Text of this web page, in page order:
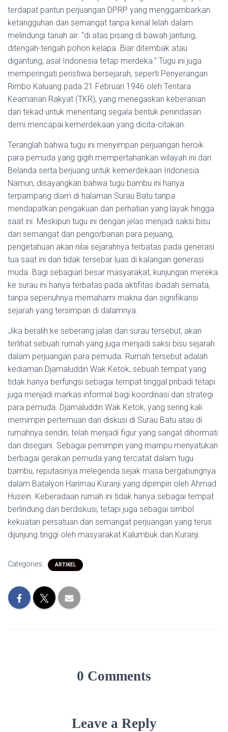
terdapat pantun perjuangan DPRP yang menggambarkan
ketangguhan dan semangat tanpa kenal lelah dalam
melindungi tanah air: “di atas pisang di bawah jantung,
ditengah-tengah pohon kelapa. Biar ditembak atau
digantung, asal Indonesia tetap merdeka.” Tugu ini juga
memperingati peristiwa bersejarah, seperti Penyerangan
Rimbo Kaluang pada 21 Februari 1946 oleh Tentara
Keamanan Rakyat (TKR), yang menegaskan keberanian
dan tekad untuk menentang segala bentuk penindasan
demi mencapai kemerdekaan yang dicita-citakan.
Teranglah bahwa tugu ini menyimpan perjuangan heroik
para pemuda yang gigih mempertahankan wilayah ini dari
Belanda serta berjuang untuk kemerdekaan Indonesia.
Namun, disayangkan bahwa tugu bambu ini hanya
terpampang diam di halaman Surau Batu tanpa
mendapatkan pengakuan dan perhatian yang layak hingga
saat ini. Meskipun tugu ini dengan jelas menjadi saksi bisu
dari semangat dan pengorbanan para pejuang,
pengetahuan akan nilai sejarahnya terbatas pada generasi
tua saat ini dan tidak tersebar luas di kalangan generasi
muda. Bagi sebagian besar masyarakat, kunjungan mereka
ke surau ini hanya terbatas pada aktifitas ibadah semata,
tanpa sepenuhnya memahami makna dan signifikansi
sejarah yang tersimpan di dalamnya.
Jika beralih ke seberang jalan dari surau tersebut, akan
terlihat sebuah rumah yang juga menjadi saksi bisu sejarah
dalam perjuangan para pemuda. Rumah tersebut adalah
kediaman Djamaluddin Wak Ketok, sebuah tempat yang
tidak hanya berfungsi sebagai tempat tinggal pribadi tetapi
juga menjadi markas informal bagi koordinasi dan strategi
para pemuda. Djamaluddin Wak Ketok, yang sering kali
memimpin pertemuan dan diskusi di Surau Batu atau di
rumahnya sendiri, telah menjadi figur yang sangat dihormati
dan disegani. Sebagai pemimpin yang mampu menyatukan
berbagai gerakan pemuda yang tercatat dalam tugu
bambu, reputasinya melegenda sejak masa bergabungnya
dalam Batalyon Harimau Kuranji yang dipimpin oleh Ahmad
Husein. Keberadaan rumah ini tidak hanya sebagai tempat
berlindung dan berdiskusi, tetapi juga sebagai simbol
kekuatan persatuan dan semangat perjuangan yang terus
dijunjung tinggi oleh masyarakat Kalumbuk dan Kuranji.
Categories: ARTIKEL
0 Comments
Leave a Reply